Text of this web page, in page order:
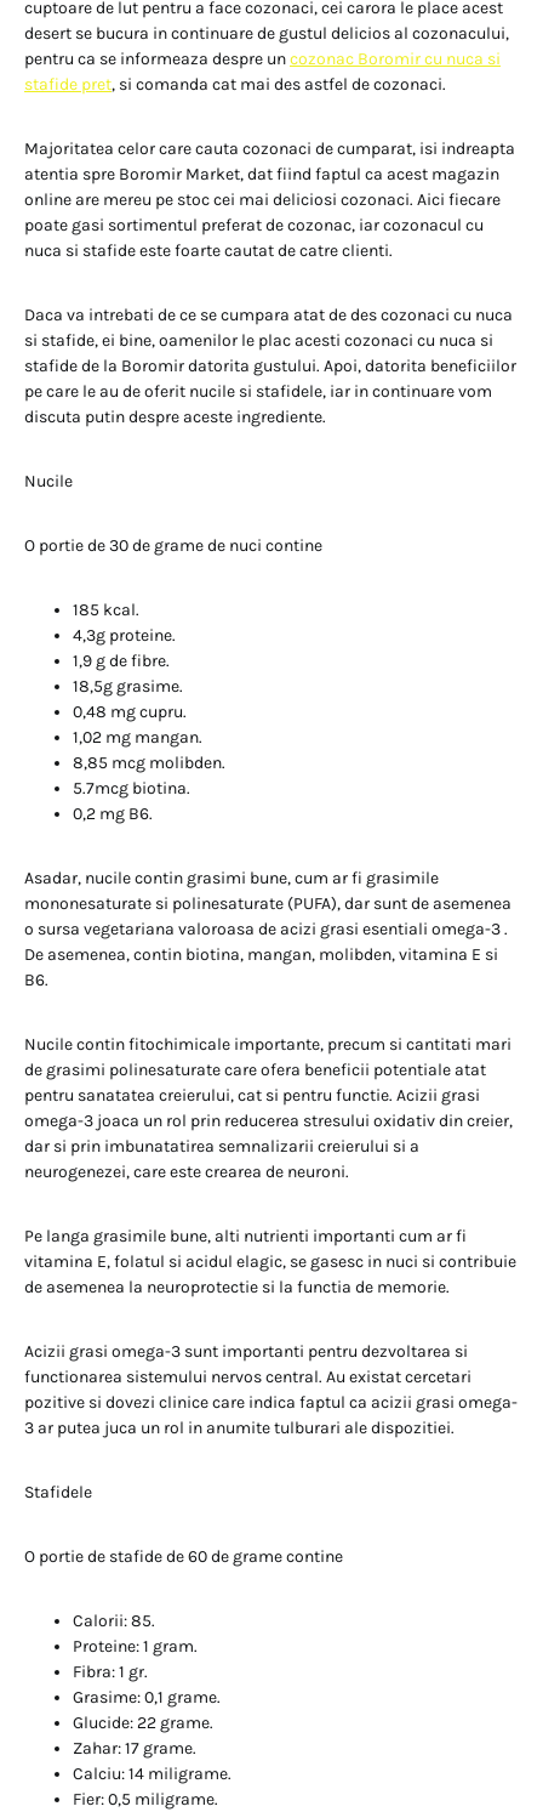
cuptoare de lut pentru a face cozonaci, cei carora le place acest
desert se bucura in continuare de gustul delicios al cozonacului,
pentru ca se informeaza despre uncozonac Boromir cu nuca si
stafide pret, si comanda cat mai des astfel de cozonaci.
Majoritatea celor care cauta cozonaci de cumparat, isi indreapta
atentia spre Boromir Market, dat fiind faptul ca acest magazin
online are mereu pe stoc cei mai deliciosi cozonaci. Aici fiecare
poate gasi sortimentul preferat de cozonac, iar cozonacul cu
nuca si stafide este foarte cautat de catre clienti.
Daca va intrebati de ce se cumpara atat de des cozonaci cu nuca
si stafide, ei bine, oamenilor le plac acesti cozonaci cu nuca si
stafide de la Boromir datorita gustului. Apoi, datorita beneficiilor
pe care le au de oferit nucile si stafidele, iar in continuare vom
discuta putin despre aceste ingrediente.
Nucile
O portie de 30 de grame de nuci contine
185 kcal.
4,3g proteine.
1,9 g de fibre.
18,5g grasime.
0,48 mg cupru.
1,02 mg mangan.
8,85 mcg molibden.
5.7mcg biotina.
0,2 mg B6.
Asadar, nucile contin grasimi bune, cum ar fi grasimile
mononesaturate si polinesaturate (PUFA), dar sunt de asemenea
o sursa vegetariana valoroasa de acizi grasi esentiali omega-3 .
De asemenea, contin biotina, mangan, molibden, vitamina E si
B6.
Nucile contin fitochimicale importante, precum si cantitati mari
de grasimi polinesaturate care ofera beneficii potentiale atat
pentru sanatatea creierului, cat si pentru functie. Acizii grasi
omega-3 joaca un rol prin reducerea stresului oxidativ din creier,
dar si prin imbunatatirea semnalizarii creierului si a
neurogenezei, care este crearea de neuroni.
Pe langa grasimile bune, alti nutrienti importanti cum ar fi
vitamina E, folatul si acidul elagic, se gasesc in nuci si contribuie
de asemenea la neuroprotectie si la functia de memorie.
Acizii grasi omega-3 sunt importanti pentru dezvoltarea si
functionarea sistemului nervos central. Au existat cercetari
pozitive si dovezi clinice care indica faptul ca acizii grasi omega-
3 ar putea juca un rol in anumite tulburari ale dispozitiei.
Stafidele
O portie de stafide de 60 de grame contine
Calorii: 85.
Proteine: 1 gram.
Fibra: 1 gr.
Grasime: 0,1 grame.
Glucide: 22 grame.
Zahar: 17 grame.
Calciu: 14 miligrame.
Fier: 0,5 miligrame.